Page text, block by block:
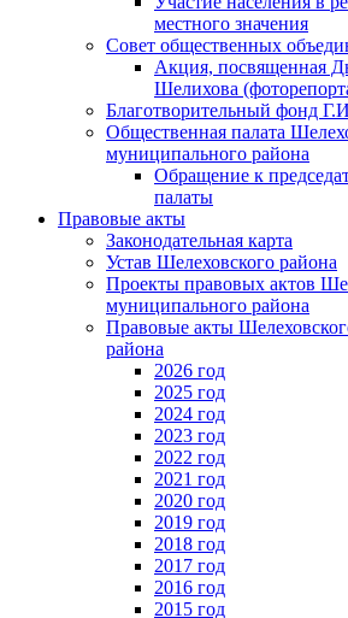
местного значения
Совет общественных
Акция, посвященная
Шелихова
Благотворительный фонд
Общественная палата
муниципального района
Обращение к
палаты
Правовые акты
Законодательная карта
Устав Шелеховского района
Проекты правовых актов
муниципального района
Правовые акты
района
2026 год
2025 год
2024 год
2023 год
2022 год
2021 год
2020 год
2019 год
2018 год
2017 год
2016 год
2015 год